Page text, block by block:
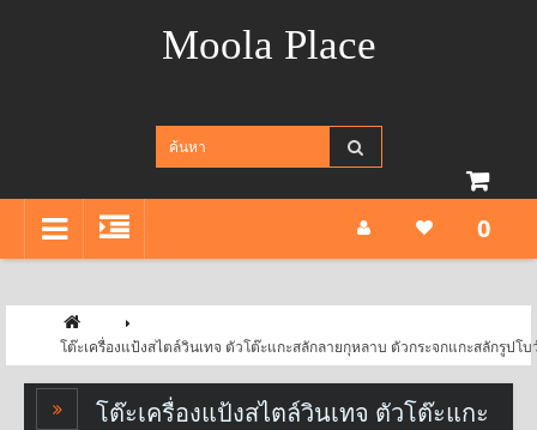
Moola Place
0
โต๊ะเครื่องแป้งสไตล์วินเทจ ตัวโต๊ะแกะสลักลายกุหลาบ ตัวกระจกแกะสลักรูป
โต๊ะเครื่องแป้งสไตล์วินเทจ ตัวโต๊ะแกะ